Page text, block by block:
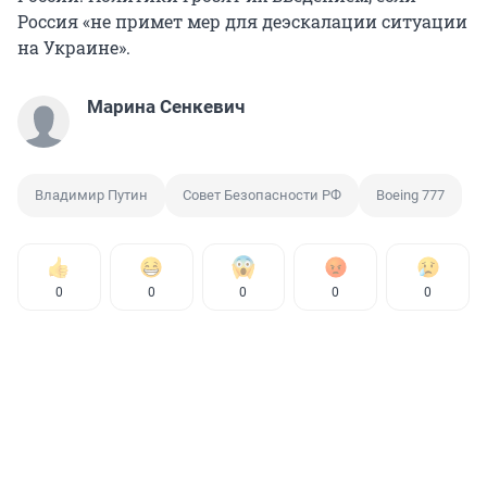
Россия «не примет мер для деэскалации ситуации
на Украине».
Марина Сенкевич
Владимир Путин Совет Безопасности РФ Boeing 777
0 0 0 0 0